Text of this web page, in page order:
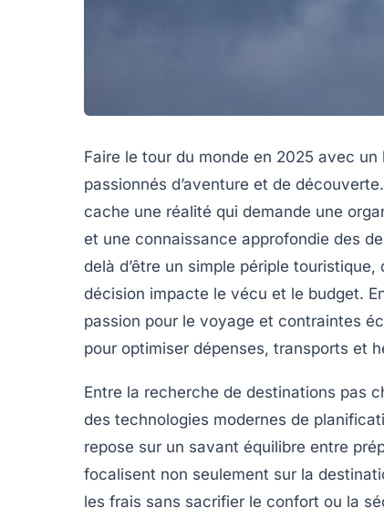
Faire le tour du monde en 2025 avec
passionnés d’aventure et de
cache une réalité qui demande une
et une connaissance approfondie des
delà d’être un simple périple
décision impacte le vécu et le budget.
passion pour le voyage et contraintes
pour optimiser dépenses, transports et
Entre la recherche de destinations pas
des technologies modernes de
repose sur un savant équilibre entre
focalisent non seulement sur la
les frais sans sacrifier le confort ou la